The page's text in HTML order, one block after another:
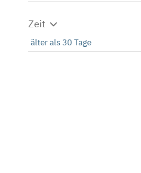
Zeit
älter als 30 Tage